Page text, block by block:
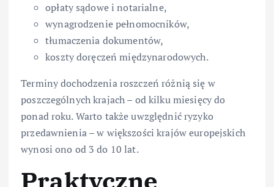
opłaty sądowe i notarialne,
wynagrodzenie pełnomocników,
tłumaczenia dokumentów,
koszty doręczeń międzynarodowych.
Terminy dochodzenia roszczeń różnią się w
poszczególnych krajach – od kilku miesięcy do
ponad roku. Warto także uwzględnić ryzyko
przedawnienia – w większości krajów europejskich
wynosi ono od 3 do 10 lat.